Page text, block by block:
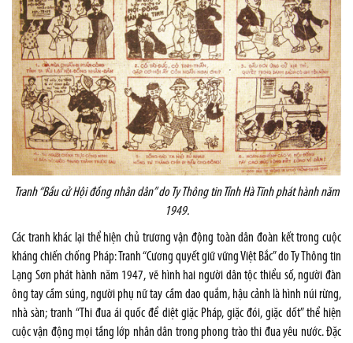
Tranh “Bầu cử Hội đồng nhân dân” do Ty Thông tin Tỉnh Hà Tĩnh phát hành năm
1949.
Các tranh khác lại thể hiện chủ trương vận động toàn dân đoàn kết trong cuộc
kháng chiến chống Pháp: Tranh “Cương quyết giữ vững Việt Bắc” do Ty Thông tin
Lạng Sơn phát hành năm 1947, vẽ hình hai người dân tộc thiểu số, người đàn
ông tay cầm súng, người phụ nữ tay cầm dao quắm, hậu cảnh là hình núi rừng,
nhà sàn; tranh “Thi đua ái quốc để diệt giặc Pháp, giặc đói, giặc dốt” thể hiện
cuộc vận động mọi tầng lớp nhân dân trong phong trào thi đua yêu nước. Đặc